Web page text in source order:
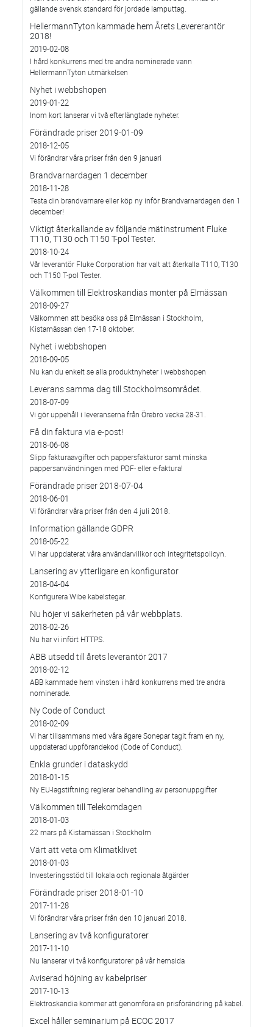
gällande svensk standard för jordade lamputtag.
HellermannTyton kammade hem Årets Levererantör
2018!
2019-02-08
I hård konkurrens med tre andra nominerade vann
HellermannTyton utmärkelsen
Nyhet i webbshopen
2019-01-22
Inom kort lanserar vi två efterlängtade nyheter.
Förändrade priser 2019-01-09
2018-12-05
Vi förändrar våra priser från den 9 januari
Brandvarnardagen 1 december
2018-11-28
Testa din brandvarnare eller köp ny inför Brandvarnardagen den 1
december!
Viktigt återkallande av följande mätinstrument Fluke
T110, T130 och T150 T-pol Tester.
2018-10-24
Vår leverantör Fluke Corporation har valt att återkalla T110, T130
och T150 T-pol Tester.
Välkommen till Elektroskandias monter på Elmässan
2018-09-27
Välkommen att besöka oss på Elmässan i Stockholm,
Kistamässan den 17-18 oktober.
Nyhet i webbshopen
2018-09-05
Nu kan du enkelt se alla produktnyheter i webbshopen
Leverans samma dag till Stockholmsområdet.
2018-07-09
Vi gör uppehåll i leveranserna från Örebro vecka 28-31.
Få din faktura via e-post!
2018-06-08
Slipp fakturaavgifter och pappersfakturor samt minska
pappersanvändningen med PDF- eller e-faktura!
Förändrade priser 2018-07-04
2018-06-01
Vi förändrar våra priser från den 4 juli 2018.
Information gällande GDPR
2018-05-22
Vi har uppdaterat våra användarvillkor och integritetspolicyn.
Lansering av ytterligare en konfigurator
2018-04-04
Konfigurera Wibe kabelstegar.
Nu höjer vi säkerheten på vår webbplats.
2018-02-26
Nu har vi infört HTTPS.
ABB utsedd till årets leverantör 2017
2018-02-12
ABB kammade hem vinsten i hård konkurrens med tre andra
nominerade.
Ny Code of Conduct
2018-02-09
Vi har tillsammans med våra ägare Sonepar tagit fram en ny,
uppdaterad uppförandekod (Code of Conduct).
Enkla grunder i dataskydd
2018-01-15
Ny EU-lagstiftning reglerar behandling av personuppgifter
Välkommen till Telekomdagen
2018-01-03
22 mars på Kistamässan i Stockholm
Värt att veta om Klimatklivet
2018-01-03
Investeringsstöd till lokala och regionala åtgärder
Förändrade priser 2018-01-10
2017-11-28
Vi förändrar våra priser från den 10 januari 2018.
Lansering av två konfiguratorer
2017-11-10
Nu lanserar vi två konfiguratorer på vår hemsida
Aviserad höjning av kabelpriser
2017-10-13
Elektroskandia kommer att genomföra en prisförändring på kabel.
Excel håller seminarium på ECOC 2017